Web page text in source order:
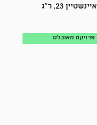
איינשטיין 23, ר"ג
פרויקט מאוכלס